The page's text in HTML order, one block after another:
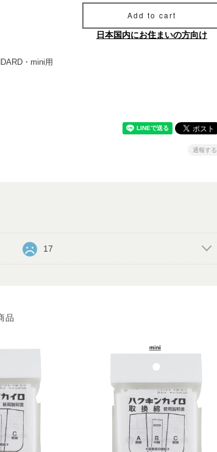
・mini用
Add to cart
日本国内にお住まいの方向け
通報する
17
品